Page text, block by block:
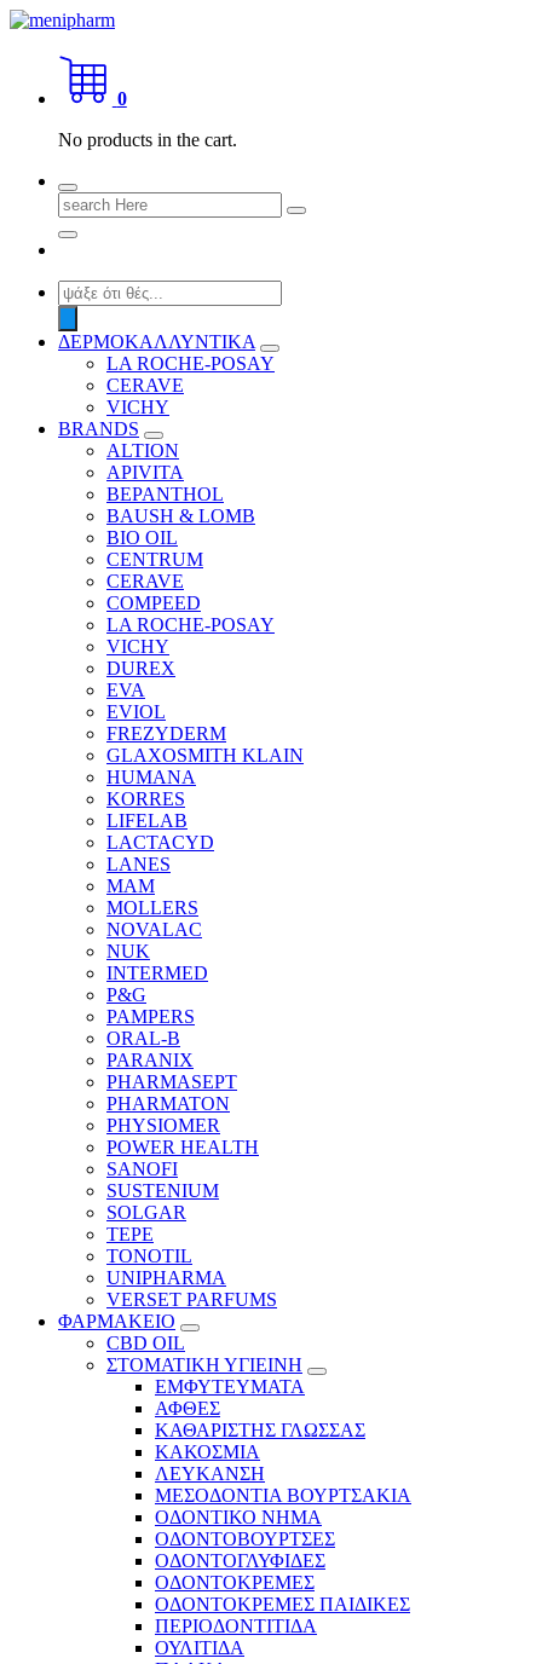
Skip
content
shop 2 easily
0
No products in the cart.
Search
for:
Products
search
ΔΕΡΜΟΚΑΛΛΥΝΤΙΚΑ
LA ROCHE-POSAY
CERAVE
VICHY
BRANDS
ALTION
APIVITA
BEPANTHOL
BAUSH & LOMB
BIO OIL
CENTRUM
CERAVE
COMPEED
LA ROCHE-POSAY
VICHY
DUREX
EVA
EVIOL
FREZYDERM
GLAXOSMITH KLAIN
HUMANA
KORRES
LIFELAB
LACTACYD
LANES
MAM
MOLLERS
NOVALAC
NUK
INTERMED
P&G
PAMPERS
ORAL-B
PARANIX
PHARMASEPT
PHARMATON
PHYSIOMER
POWER HEALTH
SANOFI
SUSTENIUM
SOLGAR
TEPE
TONOTIL
UNIPHARMA
VERSET PARFUMS
ΦΑΡΜΑΚΕΙΟ
CBD OIL
ΣΤΟΜΑΤΙΚΗ ΥΓΙΕΙΝΗ
ΕΜΦΥΤΕΥΜΑΤΑ
ΑΦΘΕΣ
ΚΑΘΑΡΙΣΤΗΣ ΓΛΩΣΣΑΣ
ΚΑΚΟΣΜΙΑ
ΛΕΥΚΑΝΣΗ
ΜΕΣΟΔΟΝΤΙΑ ΒΟΥΡΤΣΑΚΙΑ
ΟΔΟΝΤΙΚΟ ΝΗΜΑ
ΟΔΟΝΤΟΒΟΥΡΤΣΕΣ
ΟΔΟΝΤΟΓΛΥΦΙΔΕΣ
ΟΔΟΝΤΟΚΡΕΜΕΣ
ΟΔΟΝΤΟΚΡΕΜΕΣ ΠΑΙΔΙΚΕΣ
ΠΕΡΙΟΔΟΝΤΙΤΙΔΑ
ΟΥΛΙΤΙΔΑ